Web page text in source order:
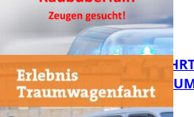
FB News
GESUCHT!
ZWECK –
MELDEN!